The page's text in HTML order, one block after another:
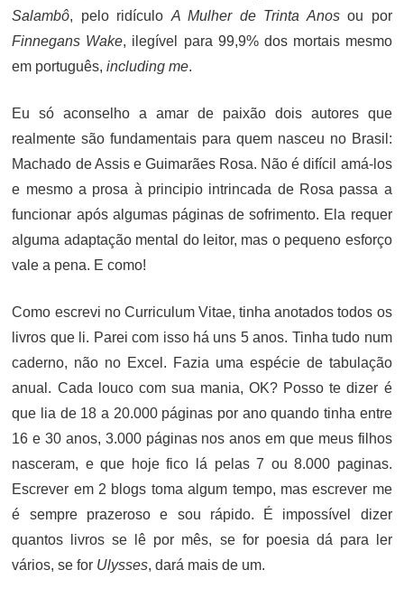
Salambô, pelo ridículo A Mulher de Trinta Anosou por
Finnegans Wake, ilegível para 99,9% dos mortais mesmo
em português,including me.
Eu só aconselho a amar de paixão dois autores que
realmente são fundamentais para quem nasceu no Brasil:
Machado de Assis e Guimarães Rosa. Não é difícil amá-los
e mesmo a prosa à principio intrincada de Rosa passa a
funcionar após algumas páginas de sofrimento. Ela requer
alguma adaptação mental do leitor, mas o pequeno esforço
vale a pena. E como!
Como escrevi no Curriculum Vitae, tinha anotados todos os
livros que li. Parei com isso há uns 5 anos. Tinha tudo num
caderno, não no Excel. Fazia uma espécie de tabulação
anual. Cada louco com sua mania, OK? Posso te dizer é
que lia de 18 a 20.000 páginas por ano quando tinha entre
16 e 30 anos, 3.000 páginas nos anos em que meus filhos
nasceram, e que hoje fico lá pelas 7 ou 8.000 paginas.
Escrever em 2 blogs toma algum tempo, mas escrever me
é sempre prazeroso e sou rápido. É impossível dizer
quantos livros se lê por mês, se for poesia dá para ler
vários, se for Ulysses, dará mais de um.